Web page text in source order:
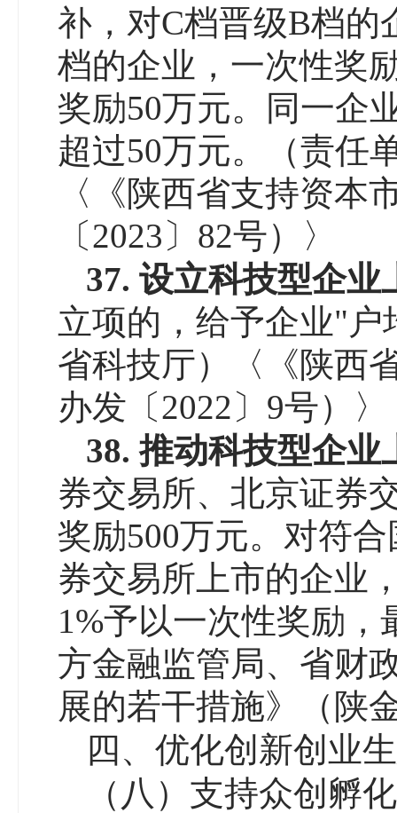
补，对C档晋级B档的
档的企业，一次性奖
奖励50万元。同一企
超过50万元。（责任
〈《陕西省支持资本
〔2023〕82号）〉
37. 设立科技型企业
立项的，给予企业"户
省科技厅）〈《陕西
办发〔2022〕9号）〉
38.推动科技型企业
券交易所、北京证券
奖励500万元。对符
券交易所上市的企业
1%予以一次性奖励
方金融监管局、省财
展的若干措施》（陕
四、优化创新创业
（八）支持众创孵